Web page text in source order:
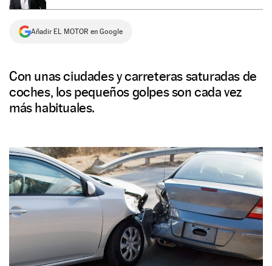
Añadir EL MOTOR en Google
Con unas ciudades y carreteras saturadas de
coches, los pequeños golpes son cada vez
más habituales.